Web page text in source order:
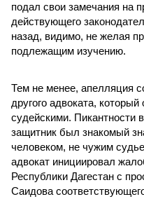
подал свои замечания на
действующего
назад, видимо, не желая
подлежащим изучению.
Тем не менее, апелляция
другого адвоката,
судейскими. Пикантности
защитник был знакомый
человеком, не чужим
адвокат инициировал
Республики Дагестан с
Саидова